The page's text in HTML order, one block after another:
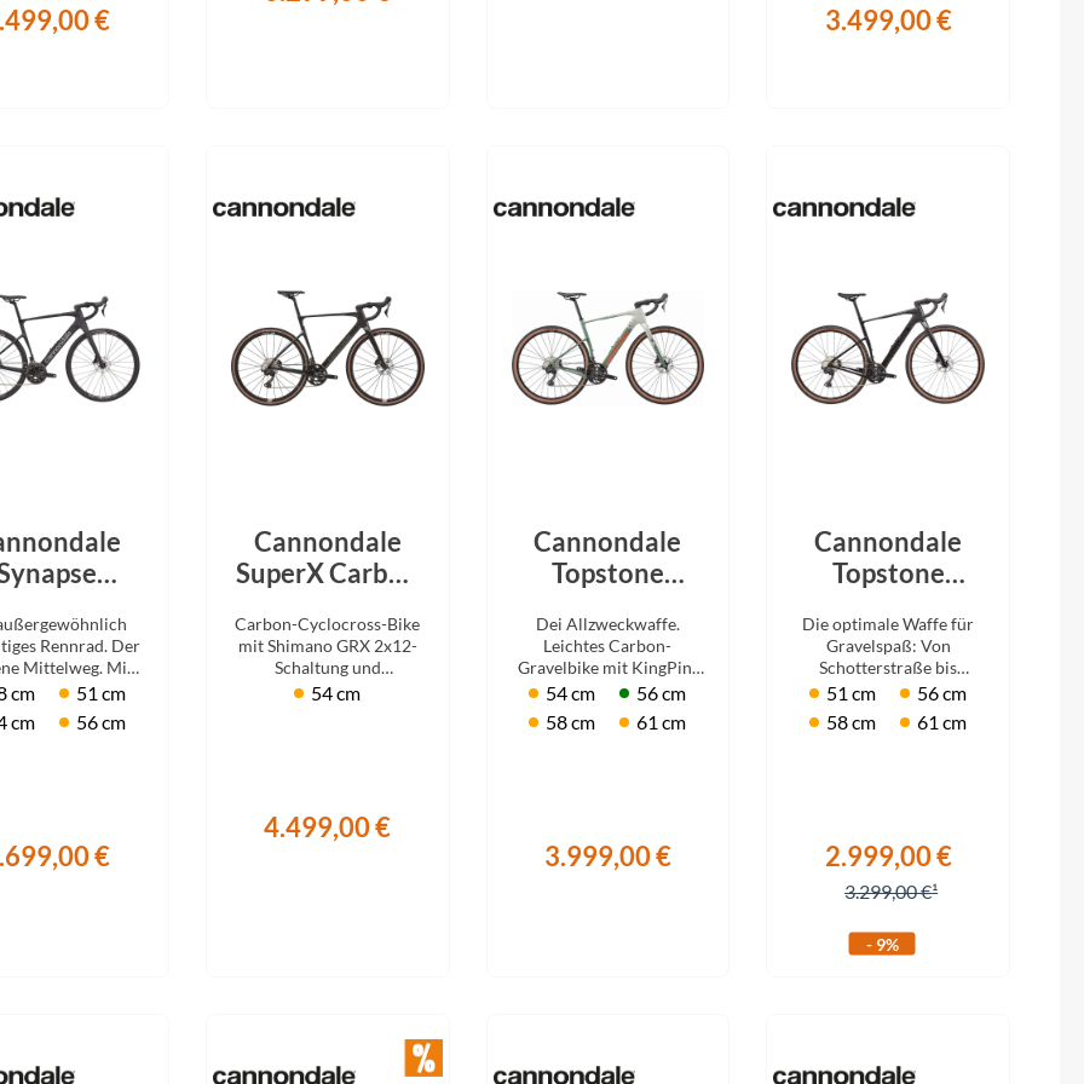
€
3.499,00 €
2026
Rennrad. Der
Mittelweg. Mit
105.
cm
51 cm
cm
56 cm
€
Cannondale
SuperX Carbon
Carbon-Cyclocross-Bike
mit Shimano GRX 2x12-
Schaltung und
Scheibenbremsen.
54 cm
4.499,00 €
Cannondale
Topstone
2x Tiger Shark
Dei Allzweckwaffe.
Leichtes Carbon-
Gravelbike mit KingPin-
Federung und Shimano
54 cm
56 cm
58 cm
61 cm
3.999,00 €
Cannondale
Topstone
2x Smoke Black
2026
Die optimale Waffe für
Gravelspaß: Von
Schotterstraße bis
Singletrail! Kingpin
Schaltung.
51 cm
56 cm
58 cm
61 cm
2.999,00 €
3.299,00 €
- 9%